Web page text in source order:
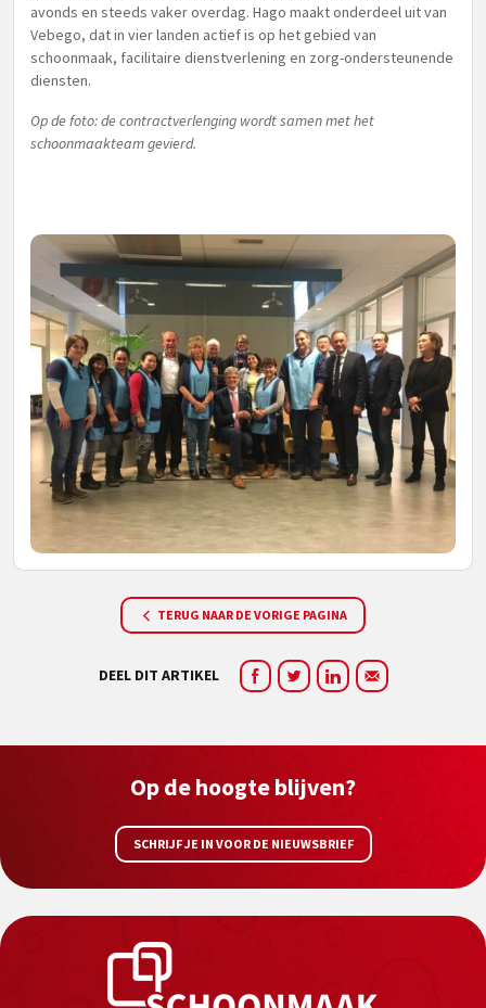
avonds en steeds vaker overdag. Hago maakt onderdeel uit van
Vebego, dat in vier landen actief is op het gebied van
schoonmaak, facilitaire dienstverlening en zorg-ondersteunende
diensten.
Op de foto: de contractverlenging wordt samen met het
schoonmaakteam gevierd.
TERUG NAAR DE VORIGE PAGINA
DEEL DIT ARTIKEL
Op de hoogte blijven?
SCHRIJF JE IN VOOR DE NIEUWSBRIEF